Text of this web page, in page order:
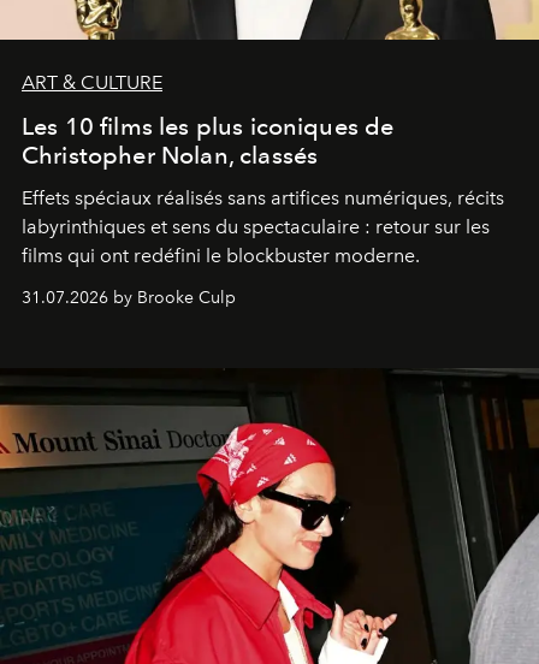
ART & CULTURE
Les 10 films les plus iconiques de
Christopher Nolan, classés
Effets spéciaux réalisés sans artifices numériques, récits
labyrinthiques et sens du spectaculaire : retour sur les
films qui ont redéfini le blockbuster moderne.
31.07.2026 by Brooke Culp